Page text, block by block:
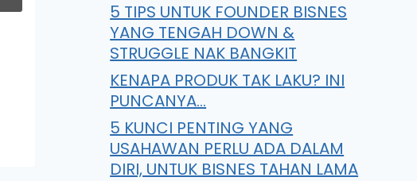
Dulu, Wanita Ini Pernah
RM100k Oleh Supplier…
5 TIPS UNTUK FOUNDER BISNES
YANG TENGAH DOWN &
STRUGGLE NAK BANGKIT
KENAPA PRODUK TAK LAKU? INI
PUNCANYA…
5 KUNCI PENTING YANG
USAHAWAN PERLU ADA DALAM
DIRI, UNTUK BISNES TAHAN LAMA